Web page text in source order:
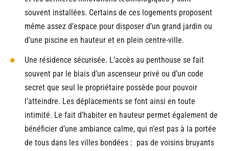
souvent installées. Certains de ces logements proposent
même assez d’espace pour disposer d’un grand jardin ou
d’une piscine en hauteur et en plein centre-ville.
Une résidence sécurisée. L’accès au penthouse se fait
souvent par le biais d’un ascenseur privé ou d’un code
secret que seul le propriétaire possède pour pouvoir
l’atteindre. Les déplacements se font ainsi en toute
intimité. Le fait d’habiter en hauteur permet également de
bénéficier d’une ambiance calme, qui n’est pas à la portée
de tous dans les villes bondées : pas de voisins bruyants